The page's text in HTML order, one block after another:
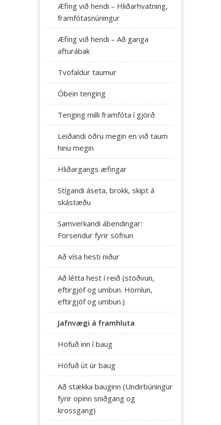
Æfing við hendi – Hliðarhvatning,
framfótasnúningur
Æfing við hendi – Að ganga
afturábak
Tvöfaldur taumur
Óbein tenging
Tenging milli framfóta í gjörð
Leiðandi öðru megin en við taum
hinu megin
Hliðargangs æfingar
Stígandi áseta, brokk, skipt á
skástæðu
Samverkandi ábendingar:
Forsendur fyrir söfnun
Að vísa hesti niður
Að létta hest í reið (stöðvun,
eftirgjöf og umbun. Hömlun,
eftirgjöf og umbun.)
Jafnvægi á framhluta
Höfuð inn í baug
Höfuð út úr baug
Að stækka bauginn (Undirbúningur
fyrir opinn sniðgang og
krossgang)